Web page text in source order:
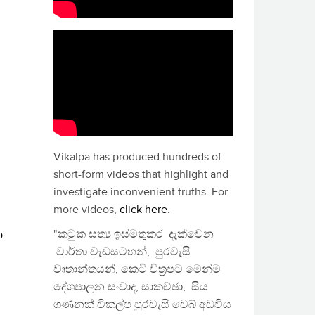
Vikalpa has produced hundreds of
short-form videos that highlight and
investigate inconvenient truths. For
more videos, click here.
"කටුක සත්‍ය ඉස්මතුකර දැක්වෙන
වාර්තා වැඩසටහන්, පුරවැසි
වෘතාන්තයන්, කෙටි චිත්‍රපට මෙන්ම
දේශපාලන සංවාද, සාකච්ඡා, සිය
ගණනක් විකල්ප පුරවැසි වෙබ් අඩවිය